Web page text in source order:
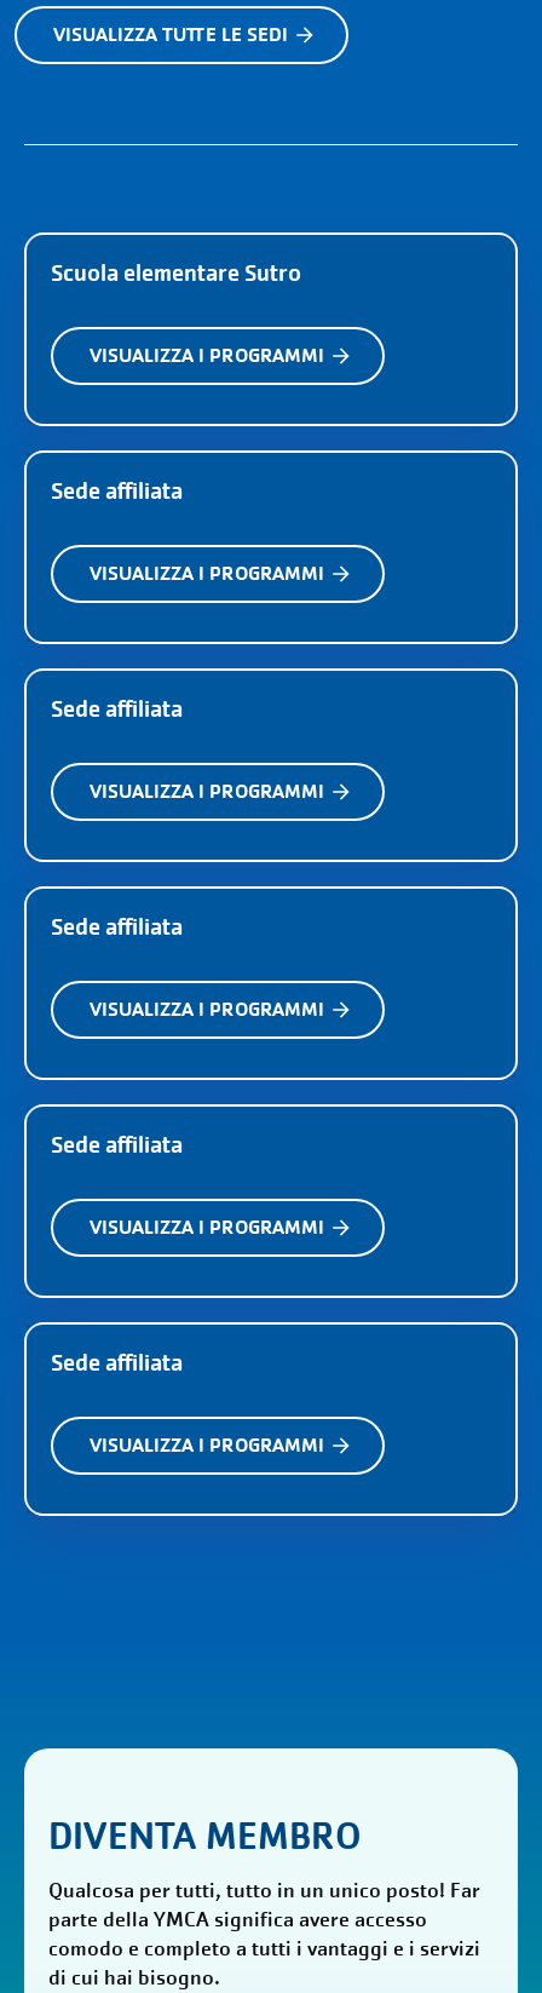
VISUALIZZA TUTTE LE SEDI
Scuola elementare Sutro
VISUALIZZA I PROGRAMMI
Sede affiliata
VISUALIZZA I PROGRAMMI
Sede affiliata
VISUALIZZA I PROGRAMMI
Sede affiliata
VISUALIZZA I PROGRAMMI
Sede affiliata
VISUALIZZA I PROGRAMMI
Sede affiliata
VISUALIZZA I PROGRAMMI
DIVENTA MEMBRO
Qualcosa per tutti, tutto in un unico posto! Far
parte della YMCA significa avere accesso
comodo e completo a tutti i vantaggi e i servizi
di cui hai bisogno.